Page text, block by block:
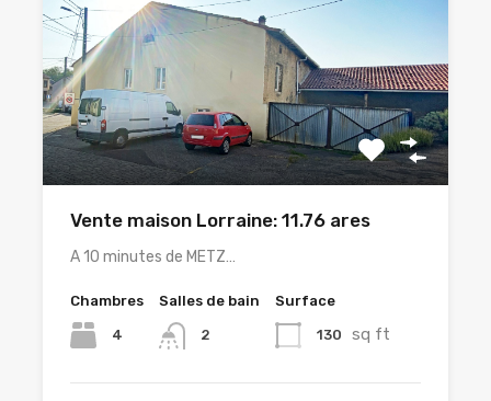
Vente maison Lorraine: 11.76 ares
A 10 minutes de METZ…
Chambres
4
Salles de bain
2
Surface
130 sq ft